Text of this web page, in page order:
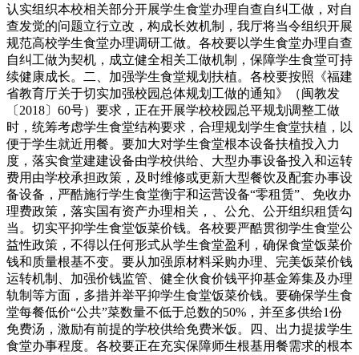
认实组织本校相关部分开展学生食堂办理自查自纠工做，对自
查发觉的问题立行立改，构成长效机制，我厅将当令组织开展
规范高校学生食堂办理调研工做。各校要以学生食堂办理自查
自纠工做为契机，成立健全相关工做机制，保障学生食堂可持
续健康成长。二、加强学生食堂规划扶植。各校要按照《福建
省教育厅关于切实加强校园总体规划工做的通知》（闽教发
〔2018〕60号）要求，正在开展学校校园总平规划调整工做
时，统筹考虑学生食堂结构要求，合理规划学生食堂扶植，以
便于学生就近用餐。要加大对学生食堂根本设备扶植投入力
度，落实食堂建建设备由学校供给、大型办事设备投入和运转
费用由学校承担政策，及时维修或更新大型餐饮及配套办事设
备设备，严酷施行学生食堂衡宇和运营设备“零租赁”、免收办
理费政策，落实国有资产办理相关，、公允、公开组织租赁勾
当。切实平抑学生食堂饭菜价钱。各校要严酷贯彻学生食堂公
益性政策，不得以任何形式从学生食堂盈利，确保食堂饭菜价
钱和质量根基不变。要从加强原材料采购办理、完美饭菜价钱
运转机制、加强价钱监管、健全伙食价钱平抑基金筹集及办理
轨制等方面，多措并举平抑学生食堂饭菜价钱。要确保学生食
堂每餐低价“公共”菜数量不低于总数的50%，并至多供给1份
免费汤，激励有前提的学校供给免费米饭。四、出力提拔学生
食堂办事程度。各校要正在充实保障师生根基用餐需求的根本